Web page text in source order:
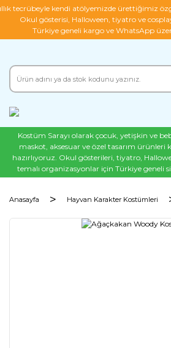
tecrübeyle kendi atölyemizde ürettiğimiz
Okul gösterisi, Halloween, tiyatro ve
Türkiye geneli kargo ve WhatsApp
Kostüm Sarayı olarak çocuk, yetişkin ve
maskot, aksesuar ve özel tasarım ürünleri
hazırlıyoruz. Okul gösterileri, tiyatro,
temalı organizasyonlar için Türkiye geneli
Anasayfa Hayvan Karakter Kostümleri